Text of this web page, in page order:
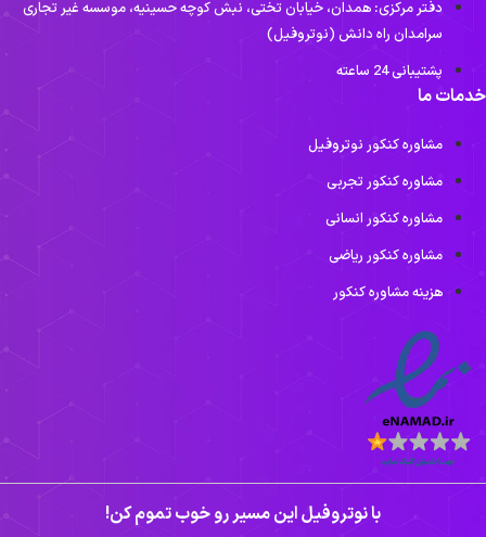
دفتر مرکزی: همدان، خیابان تختی، نبش کوچه حسینیه، موسسه غیر تجاری
سرامدان راه دانش (نوتروفیل)
پشتیبانی 24 ساعته
خدمات ما
مشاوره کنکور نوتروفیل
مشاوره کنکور تجربی
مشاوره کنکور انسانی
مشاوره کنکور ریاضی
هزینه مشاوره کنکور
با نوتروفیل این مسیر رو خوب تموم کن!